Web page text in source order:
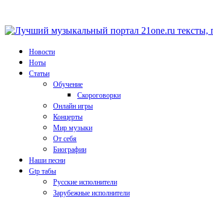
Новости
Ноты
Статьи
Обучение
Скороговорки
Онлайн игры
Концерты
Мир музыки
От себя
Биографии
Наши песни
Gtp табы
Русские исполнители
Зарубежные исполнители